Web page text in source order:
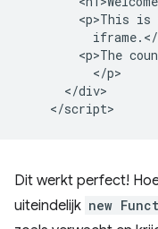
<p>This is
<p>The
          </p>
      </div>
Dit werkt perfect!
uiteindelijk new